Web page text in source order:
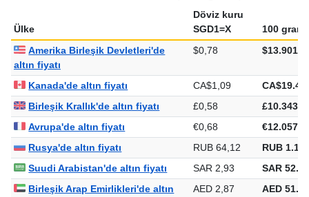
Ülke
Döviz kuru
SGD1=X
100 gram
Amerika Birleşik Devletleri'de
altın fiyatı
$0,78
Kanada'de altın fiyatı CA$1,09
Birleşik Krallık'de altın fiyatı
£0,58
Avrupa'de altın fiyatı
€0,68
Rusya'de altın fiyatı
RUB 64,12
RUB
Suudi Arabistan'de altın fiyatı
SAR 2,93
SAR
Birleşik Arap Emirlikleri'de altın
AED 2,87 AED